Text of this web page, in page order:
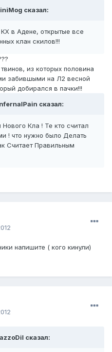
сказал:
в Адене, открытые все
клан скилов!!!
из которых половина
забившыми на Л2 весной
добирался в пачки!!!
сказал:
Кла ! Те кто считал
! что нужно было Делать
Считает Правильным
напишите ( кого кинули)
сказал: